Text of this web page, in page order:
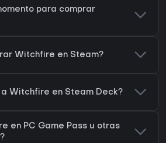
para comprar
Witchfire en Steam?
Witchfire en Steam Deck?
en PC Game Pass u otras